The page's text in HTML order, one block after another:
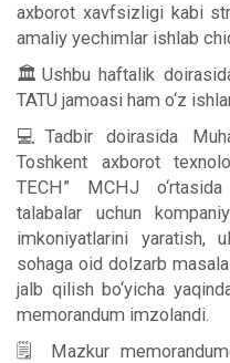
axborot xavfsizligi kabi
amaliy yechimlar ishlab
🏛Ushbu haftalik
TATU jamoasi ham o‘z
💻Tadbir doirasida
Toshkent axborot
TECH” MCHJ
talabalar uchun
imkoniyatlarini yaratish,
sohaga oid dolzarb
jalb qilish bo‘yicha
memorandum imzolandi.
🗒 Mazkur